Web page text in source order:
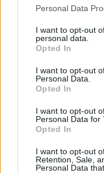
Please note that this
not limited to your visit
grant or deny consent
use your data for
consent section.
Personal Data
I want to opt-out
personal data.
Opted In
I want to opt-out
Personal Data.
Opted In
I want to opt-out
Personal Data for
Opted In
I want to opt-out
Retention, Sale,
Personal Data